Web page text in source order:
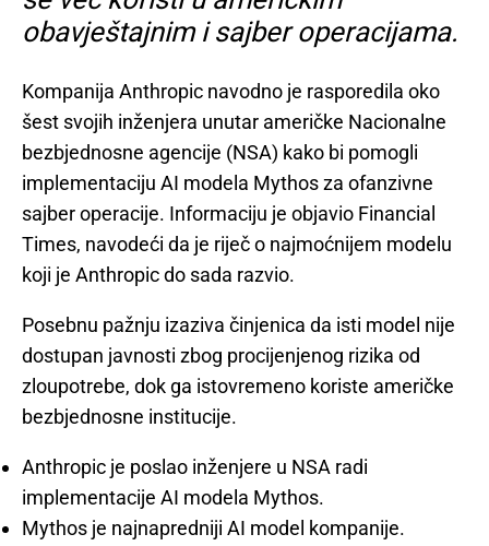
obavještajnim i sajber operacijama.
Kompanija Anthropic navodno je rasporedila oko
šest svojih inženjera unutar američke Nacionalne
bezbjednosne agencije (NSA) kako bi pomogli
implementaciju AI modela Mythos za ofanzivne
sajber operacije. Informaciju je objavio Financial
Times, navodeći da je riječ o najmoćnijem modelu
koji je Anthropic do sada razvio.
Posebnu pažnju izaziva činjenica da isti model nije
dostupan javnosti zbog procijenjenog rizika od
zloupotrebe, dok ga istovremeno koriste američke
bezbjednosne institucije.
Anthropic je poslao inženjere u NSA radi
implementacije AI modela Mythos.
Mythos je najnapredniji AI model kompanije.